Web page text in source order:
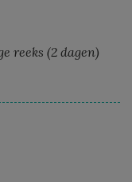
reeks (2 dagen)